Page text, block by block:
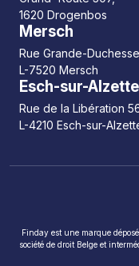
1620 Drogenbos
Mersch
Rue Grande-
L-7520 Mersch
Esch-sur-Alzette
Rue de la Libération
L-4210 Esch-sur-
Finday est une marque
société de droit Belge et